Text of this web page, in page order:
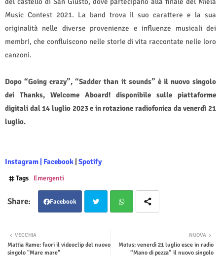
Music Contest 2021. La band trova il suo carattere e la sua
originalità nelle diverse provenienze e influenze musicali dei
membri, che confluiscono nelle storie di vita raccontate nelle loro
canzoni.
Dopo “Going crazy”, “Sadder than it sounds” è il nuovo singolo
dei Thanks, Welcome Aboard! disponibile sulle piattaforme
digitali dal 14 luglio 2023 e in rotazione radiofonica da venerdì 21
luglio.
Instagram | Facebook | Spotify
Tags Emergenti
Facebook
ter tsap
NUOVA
Motus: venerdì 21 luglio esce in radio
“Mano di pezza” il nuovo singolo
VECCHIA
Mattia Rame: fuori il videoclip del nuovo
singolo "Mare mare"